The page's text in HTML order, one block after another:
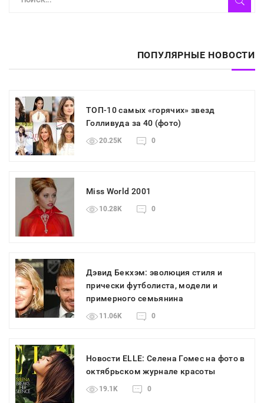
ПОПУЛЯРНЫЕ НОВОСТИ
ТОП-10 самых «горячих» звезд
Голливуда за 40 (фото)
20.25K 0
Miss World 2001
10.28K 0
Дэвид Бекхэм: эволюция стиля и
прически футболиста, модели и
примерного семьянина
11.06K 0
Новости ELLE: Селена Гомес на фото в
октябрьском журнале красоты
19.1K 0